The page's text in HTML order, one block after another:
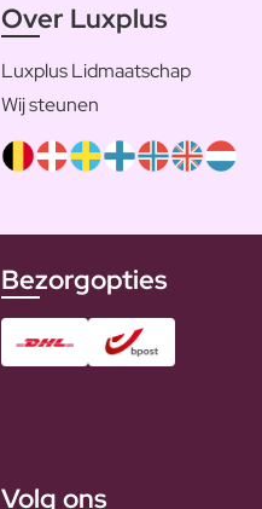
Over Luxplus
Luxplus Lidmaatschap
Wij steunen
Bezorgopties
Volg ons